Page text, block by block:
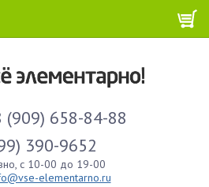
(909) 658-84-88
390-9652
с 10-00 до 19-00
elementarno.ru